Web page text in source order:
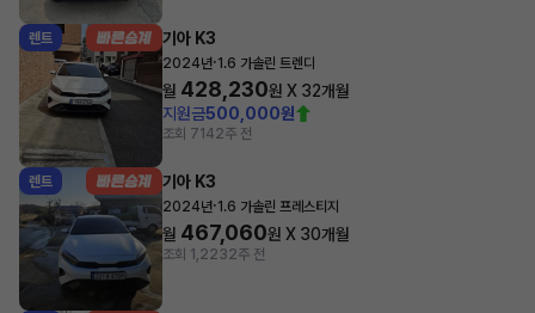
렌트 기아 K3
2024년·1.6 가솔린 트렌디
월 428,230원 X 32개월
지원금500,000원
조회 7142주 전
렌트 기아 K3
2024년·1.6 가솔린 프레스티지
월 467,060원 X 30개월
조회 1,2232주 전